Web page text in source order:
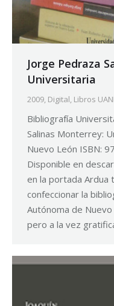
Jorge Pedraza
Universitaria
2009, Digital, Libros
Bibliografía
Salinas Monterrey:
Nuevo León ISBN:
Disponible en
en la portada Ardua
confeccionar la
Autónoma de
pero a la vez